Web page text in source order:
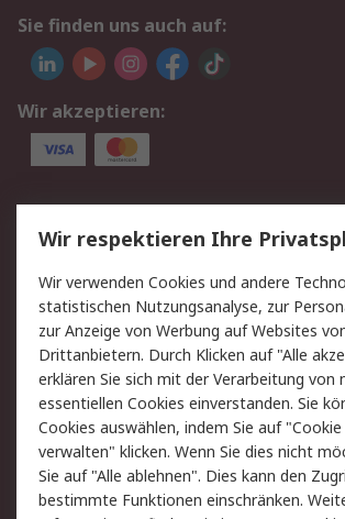
Sie finden uns auch auf:
Wir akzeptieren:
Service
Value Added Services
Rücksendungen
Kontakt
Hilfe
Rechtliches
AGB
Cookie-Richtlinie
Copyright/Impressum
Wir respektieren Ihre
Wir verwenden Cookies und andere
statistischen Nutzungsanalyse, zur
zur Anzeige von Werbung auf Websites
Drittanbietern. Durch Klicken auf "Alle
erklären Sie sich mit der Verarbeitung von
essentiellen Cookies einverstanden. Sie
Cookies auswählen, indem Sie auf
verwalten" klicken. Wenn Sie dies nicht
Sie auf "Alle ablehnen". Dies kann den
bestimmte Funktionen einschränken.